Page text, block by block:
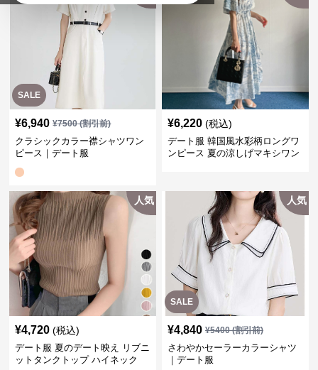
SALE
¥6,940 ¥7500(割引前)
クラシックカラー襟シャツワン
ピース｜デート服
¥6,220 (税込)
デート服 韓国風水彩柄ロングワ
ンピース 夏の涼しげマキシワン
人気
¥4,720 (税込)
デート服 夏のデート映え リブニ
ットタンクトップ ハイネック
SALE
人気
¥4,840 ¥5400(割引前)
さわやかセーラーカラーシャツ
｜デート服